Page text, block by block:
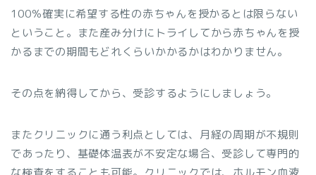
100％確実に希望する性の赤ちゃんを授かるとは限らない
ということ。また産み分けにトライしてから赤ちゃんを授
かるまでの期間もどれくらいかかるかはわかりません。
その点を納得してから、受診するようにしましょう。
またクリニックに通う利点としては、月経の周期が不規則
であったり、基礎体温表が不安定な場合、受診して専門的